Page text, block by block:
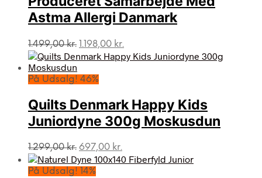
Astma Allergi Danmark
1.499,00kr. Den
oprindelige
var:
1.198,00 kr.
aktuelle
På Udsalg! 46%
Quilts Denmark Happy Kids
Juniordyne 300g Moskusdun
1.299,00kr. Den
oprindelige
pris
697,00 kr.
aktuelle
På Udsalg! 14%